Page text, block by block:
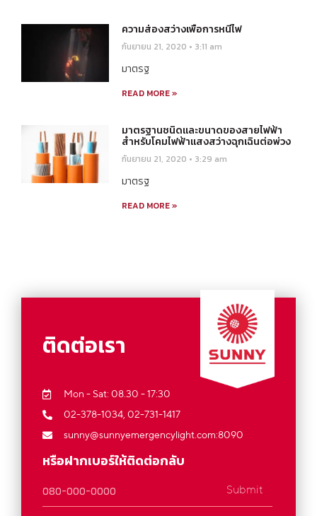
ความส่องสว่างเพื่อการหนีไฟ
กันยายน 21, 2020 3:11 am
มาตรฐ
READ MORE »
มาตรฐานชนิดและขนาดของสายไฟฟ้า
สำหรับโคมไฟฟ้าแสงสว่างฉุกเฉินต่อพ่วง
กันยายน 21, 2020 3:29 am
มาตรฐ
READ MORE »
ติดต่อเรา
Mon - Sat: 08.30 - 17:30
02-378-1034, 02-731-1417
sunny@sunnyemergencylight.com:8090
หรือฝากเบอร์ให้ติดต่อกลับ
Submit